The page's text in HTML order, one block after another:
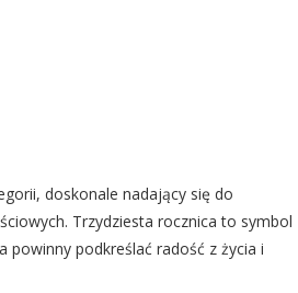
doskonale nadający się do
Trzydziesta rocznica to symbol
powinny podkreślać radość z życia i